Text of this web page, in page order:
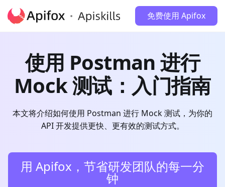
免费使用 Apifox
使用 Postman 进行
Mock 测试：入门指南
本文将介绍如何使用 Postman 进行 Mock 测试，为你的
API 开发提供更快、更有效的测试方式。
用 Apifox，节省研发团队的每一分
钟